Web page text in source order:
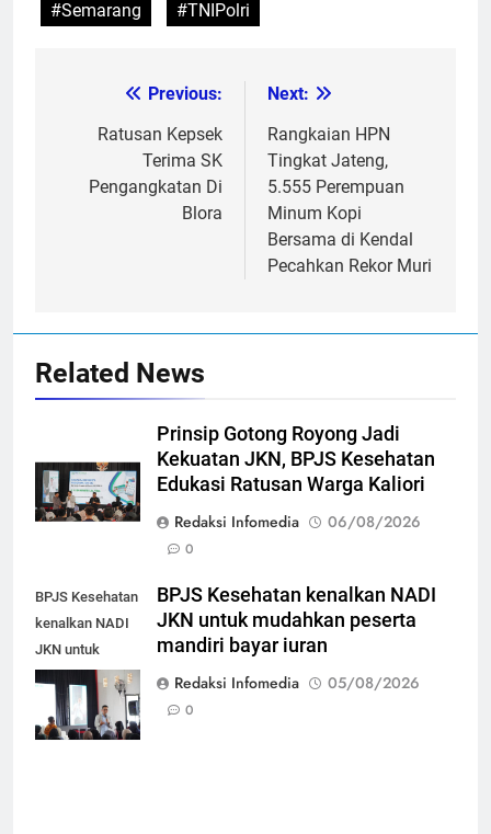
#Semarang
#TNIPolri
navigation
Previous:
Ratusan Kepsek
Terima SK
Pengangkatan Di
Blora
Next:
Rangkaian HPN
Tingkat Jateng,
5.555 Perempuan
Minum Kopi
Bersama di Kendal
Pecahkan Rekor Muri
Related News
Prinsip Gotong Royong Jadi
Kekuatan JKN, BPJS Kesehatan
Edukasi Ratusan Warga Kaliori
Redaksi Infomedia
06/08/2026
0
BPJS Kesehatan
kenalkan NADI
JKN untuk
mudahkan
peserta mandiri
bayar iuran
BPJS Kesehatan kenalkan NADI
JKN untuk mudahkan peserta
mandiri bayar iuran
Redaksi Infomedia
05/08/2026
0